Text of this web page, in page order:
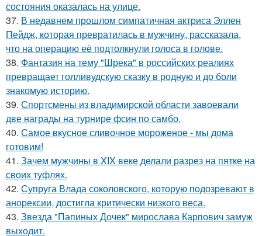
состояния оказалась на улице.
37. В недавнем прошлом симпатичная актриса Эллен
Пейдж, которая превратилась в мужчину, рассказала,
что на операцию её подтолкнули голоса в голове.
38. Фантазия на тему "Шрека" в российских реалиях
превращает голливудскую сказку в родную и до боли
знакомую историю.
39. Спортсмены из владимирской области завоевали
две награды на турнире фсин по самбо.
40. Самое вкусное сливочное мороженое - мы дома
готовим!
41. Зачем мужчины в XIX веке делали разрез на пятке на
своих туфлях.
42. Супруга Влада соколовского, которую подозревают в
анорексии, достигла критически низкого веса.
43. Звезда "Папиных Дочек" мирослава Карпович замуж
выходит.